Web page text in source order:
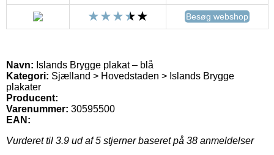
Besøg webshop
Navn: Islands Brygge plakat – blå
Kategori: Sjælland > Hovedstaden > Islands Brygge
plakater
Producent:
Varenummer: 30595500
EAN:
Vurderet til 3.9 ud af 5 stjerner baseret på 38 anmeldelser